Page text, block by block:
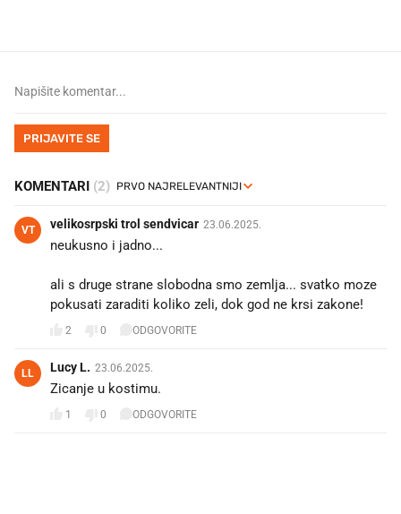
PRIJAVITE SE
KOMENTARI (2)
VT velikosrpski trol sendvicar 23.06.2025.
neukusno i jadno...
ali s druge strane slobodna smo zemlja... svatko moze
pokusati zaraditi koliko zeli, dok god ne krsi zakone!
2 0 ODGOVORITE
LL Lucy L. 23.06.2025.
Zicanje u kostimu.
1 0 ODGOVORITE